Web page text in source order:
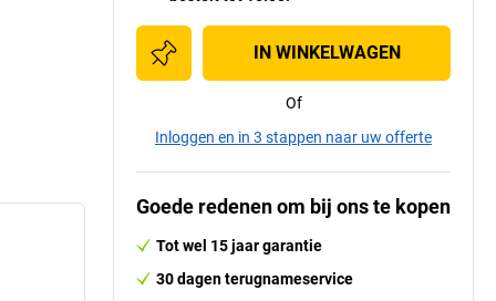
IN WINKELWAGEN
Of
Inloggen en in 3 stappen naar uw offerte
Goede redenen om bij ons te kopen
Tot wel 15 jaar garantie
30 dagen terugnameservice